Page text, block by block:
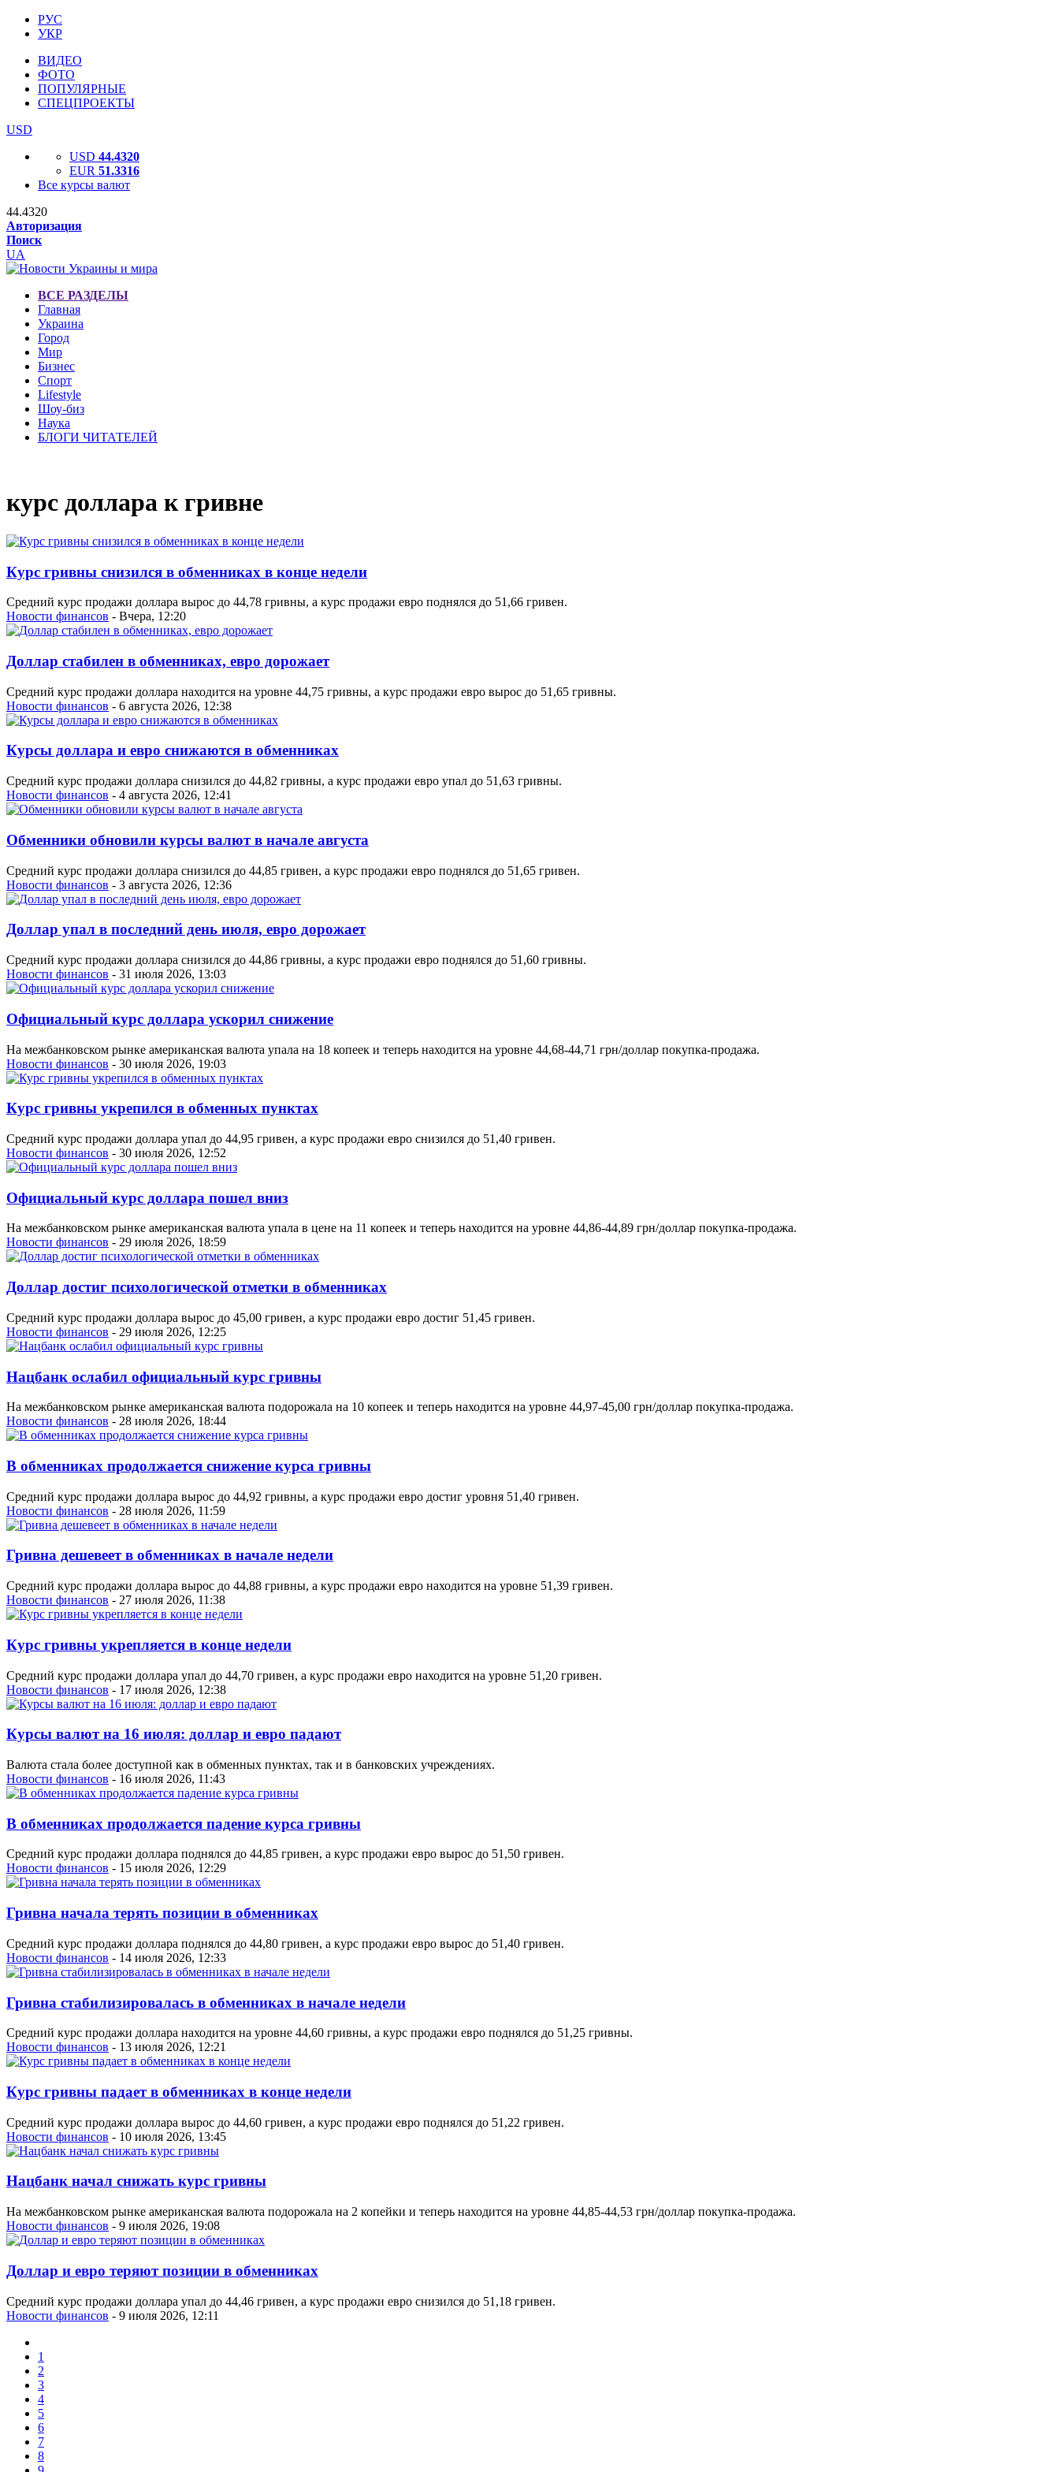
РУС
УКР
ВИДЕО
ФОТО
ПОПУЛЯРНЫЕ
СПЕЦПРОЕКТЫ
USD
USD 44.4320
EUR 51.3316
Все курсы валют
44.4320
Авторизация
Поиск
UA
ВСЕ РАЗДЕЛЫ
Главная
Украина
Город
Мир
Бизнес
Спорт
Lifestyle
Шоу-биз
Наука
БЛОГИ ЧИТАТЕЛЕЙ
курс доллара к гривне
Курс гривны снизился в обменниках в конце недели
Средний курс продажи доллара вырос до 44,78 гривны, а курс продажи евро поднялся до 51,66 гривен.
Новости финансов - Вчера, 12:20
Доллар стабилен в обменниках, евро дорожает
Средний курс продажи доллара находится на уровне 44,75 гривны, а курс продажи евро вырос до 51,65 гривны.
Новости финансов - 6 августа 2026, 12:38
Курсы доллара и евро снижаются в обменниках
Средний курс продажи доллара снизился до 44,82 гривны, а курс продажи евро упал до 51,63 гривны.
Новости финансов - 4 августа 2026, 12:41
Обменники обновили курсы валют в начале августа
Средний курс продажи доллара снизился до 44,85 гривен, а курс продажи евро поднялся до 51,65 гривен.
Новости финансов - 3 августа 2026, 12:36
Доллар упал в последний день июля, евро дорожает
Средний курс продажи доллара снизился до 44,86 гривны, а курс продажи евро поднялся до 51,60 гривны.
Новости финансов - 31 июля 2026, 13:03
Официальный курс доллара ускорил снижение
На межбанковском рынке американская валюта упала на 18 копеек и теперь находится на уровне 44,68-44,71 грн/доллар покупка-продажа.
Новости финансов - 30 июля 2026, 19:03
Курс гривны укрепился в обменных пунктах
Средний курс продажи доллара упал до 44,95 гривен, а курс продажи евро снизился до 51,40 гривен.
Новости финансов - 30 июля 2026, 12:52
Официальный курс доллара пошел вниз
На межбанковском рынке американская валюта упала в цене на 11 копеек и теперь находится на уровне 44,86-44,89 грн/доллар покупка-продажа.
Новости финансов - 29 июля 2026, 18:59
Доллар достиг психологической отметки в обменниках
Средний курс продажи доллара вырос до 45,00 гривен, а курс продажи евро достиг 51,45 гривен.
Новости финансов - 29 июля 2026, 12:25
Нацбанк ослабил официальный курс гривны
На межбанковском рынке американская валюта подорожала на 10 копеек и теперь находится на уровне 44,97-45,00 грн/доллар покупка-продажа.
Новости финансов - 28 июля 2026, 18:44
В обменниках продолжается снижение курса гривны
Средний курс продажи доллара вырос до 44,92 гривны, а курс продажи евро достиг уровня 51,40 гривен.
Новости финансов - 28 июля 2026, 11:59
Гривна дешевеет в обменниках в начале недели
Средний курс продажи доллара вырос до 44,88 гривны, а курс продажи евро находится на уровне 51,39 гривен.
Новости финансов - 27 июля 2026, 11:38
Курс гривны укрепляется в конце недели
Средний курс продажи доллара упал до 44,70 гривен, а курс продажи евро находится на уровне 51,20 гривен.
Новости финансов - 17 июля 2026, 12:38
Курсы валют на 16 июля: доллар и евро падают
Валюта стала более доступной как в обменных пунктах, так и в банковских учреждениях.
Новости финансов - 16 июля 2026, 11:43
В обменниках продолжается падение курса гривны
Средний курс продажи доллара поднялся до 44,85 гривен, а курс продажи евро вырос до 51,50 гривен.
Новости финансов - 15 июля 2026, 12:29
Гривна начала терять позиции в обменниках
Средний курс продажи доллара поднялся до 44,80 гривен, а курс продажи евро вырос до 51,40 гривен.
Новости финансов - 14 июля 2026, 12:33
Гривна стабилизировалась в обменниках в начале недели
Средний курс продажи доллара находится на уровне 44,60 гривны, а курс продажи евро поднялся до 51,25 гривны.
Новости финансов - 13 июля 2026, 12:21
Курс гривны падает в обменниках в конце недели
Средний курс продажи доллара вырос до 44,60 гривен, а курс продажи евро поднялся до 51,22 гривен.
Новости финансов - 10 июля 2026, 13:45
Нацбанк начал снижать курс гривны
На межбанковском рынке американская валюта подорожала на 2 копейки и теперь находится на уровне 44,85-44,53 грн/доллар покупка-продажа.
Новости финансов - 9 июля 2026, 19:08
Доллар и евро теряют позиции в обменниках
Средний курс продажи доллара упал до 44,46 гривен, а курс продажи евро снизился до 51,18 гривен.
Новости финансов - 9 июля 2026, 12:11
1
2
3
4
5
6
7
8